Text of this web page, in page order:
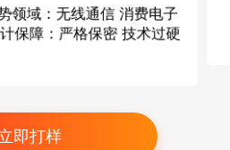
无线通信 消费电子
严格保密 技术过硬
即打样